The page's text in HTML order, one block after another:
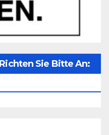
Sie Bitte An: